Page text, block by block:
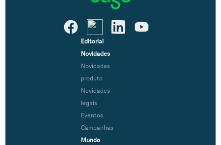
Editorial
Novidades
Novidades
produto
Novidades
legais
Eventos
Campanhas
Mundo